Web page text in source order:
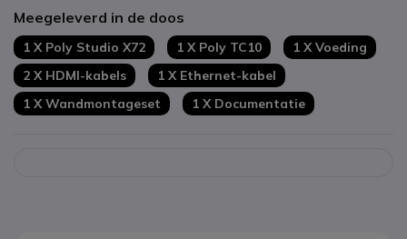
Uitbreidbaar met extra microfoons en camera’s
Interoperabiliteit: Zoom, Microsoft Teams, Google Meet.
Meegeleverd in de doos
1 X Poly Studio X72 1 X Poly TC10
1 X Voeding
2 X HDMI-kabels
1 X Ethernet-kabel
1 X Wandmontageset
1 X Documentatie